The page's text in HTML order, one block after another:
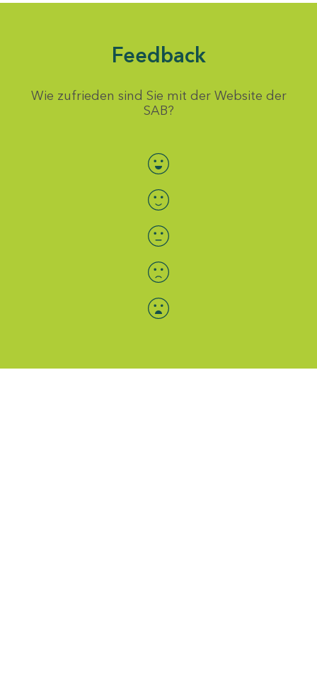
Feedback
Wie zufrieden sind Sie mit der Website der
SAB?
Bewertung auswählen